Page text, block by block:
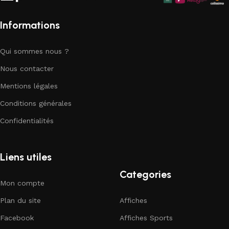
Informations
Qui sommes nous ?
Nous contacter
Mentions légales
Conditions générales
Confidentialités
Liens utiles
Mon compte
Plan du site
Facebook
Categories
Affiches
Affiches Sports